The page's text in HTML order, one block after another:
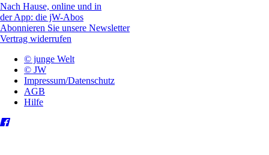
Nach Hause, online und in
der App: die jW-Abos
Abonnieren Sie unsere Newsletter
Vertrag widerrufen
© junge Welt
© JW
Impressum/Datenschutz
AGB
Hilfe